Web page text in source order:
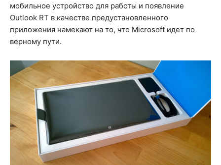
мобильное устройство для работы и появление
Outlook RT в качестве предустановленного
приложения намекают на то, что Microsoft идет по
верному пути.